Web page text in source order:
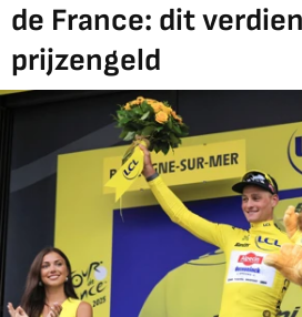
de France: dit
prijzengeld